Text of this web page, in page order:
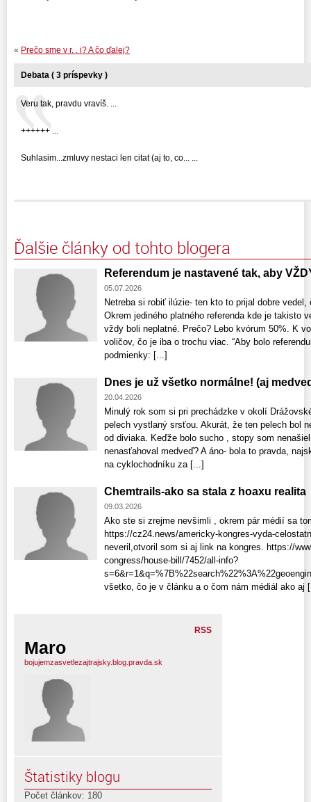
« Prečo sme v r. . i? A čo ďalej?
Debata ( 3 príspevky )
Veru tak, pravdu vravíš. ...
++++++ ...
Suhlasim...zmluvy nestaci len citat (aj to, co... ...
Ďalšie články od tohto blogera
Referendum je nastavené tak, aby
05.07.2026
Netreba si robiť ilúzie- ten kto to prijal dobre vedel,
Okrem jediného platného referenda kde je takisto
vždy boli neplatné. Prečo? Lebo kvórum 50%. K
voličov, čo je iba o trochu viac. “Aby bolo
podmienky: [...]
Dnes je už všetko normálne! (aj
20.04.2026
Minulý rok som si pri prechádzke v okolí
pelech vystlaný srsťou. Akurát, že ten pelech bol
od diviaka. Keďže bolo sucho , stopy som
nenasťahoval medveď? A áno- bola to pravda,
na cyklochodníku za [...]
Chemtrails-ako sa stala z hoaxu realita
09.03.2026
Ako ste si zrejme nevšimli , okrem pár médií sa
https://cz24.news/americky-kongres-vyda-
neveril,otvoril som si aj link na kongres. https://
congress/house-bill/7452/all-info?
všetko, čo je v článku a o čom nám médiál ako aj
RSS
Maro
bojujemzasvetlezajtrajsky.blog.pravda.sk
Štatistiky blogu
Počet článkov: 180